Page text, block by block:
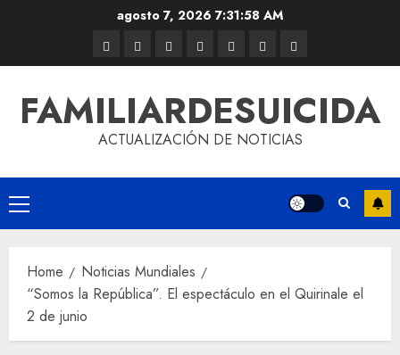
agosto 7, 2026 7:31:59 AM
FAMILIARDESUICIDA
ACTUALIZACIÓN DE NOTICIAS
Home
Noticias Mundiales
“Somos la República”. El espectáculo en el Quirinale el
2 de junio